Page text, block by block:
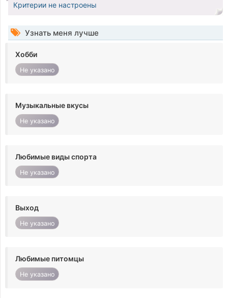
Критерии не настроены
Узнать меня лучше
Хобби
Не указано
Музыкальные вкусы
Не указано
Любимые виды спорта
Не указано
Выход
Не указано
Любимые питомцы
Не указано